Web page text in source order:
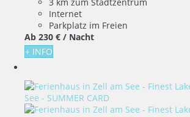
Internet
Parkplatz im Freien
Ab 230 € / Nacht
+ INFO